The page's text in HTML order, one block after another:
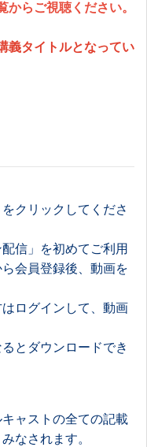
らご視聴ください。
義タイトルとなってい
クリックしてくださ
信」を初めてご利用
会員登録後、動画を
ログインして、動画
とダウンロードでき
ャストの全ての記載
なされます。